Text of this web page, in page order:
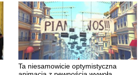
Ta niesamowicie optymistyczna